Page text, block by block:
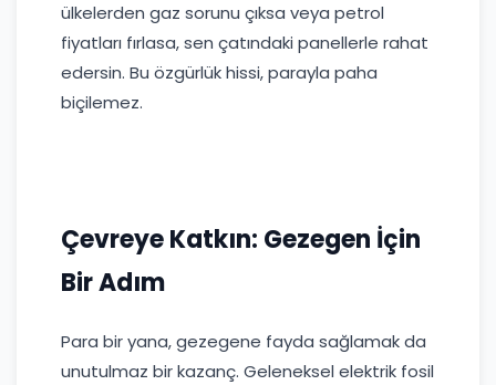
ülkelerden gaz sorunu çıksa veya petrol
fiyatları fırlasa, sen çatındaki panellerle rahat
edersin. Bu özgürlük hissi, parayla paha
biçilemez.
Çevreye Katkın: Gezegen İçin
Bir Adım
Para bir yana, gezegene fayda sağlamak da
unutulmaz bir kazanç. Geleneksel elektrik fosil